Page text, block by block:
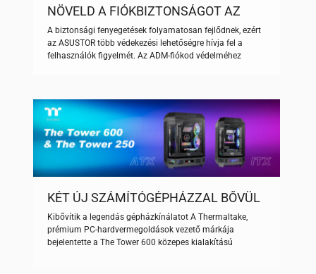
NÖVELD A FIÓKBIZTONSÁGOT AZ
ADM-BEN A KÉTLÉPCSŐS
HITELESÍTÉS ENGEDÉLYEZÉSÉVEL!
A biztonsági fenyegetések folyamatosan fejlődnek, ezért
az ASUSTOR több védekezési lehetőségre hívja fel a
felhasználók figyelmét. Az ADM-fiókod védelméhez
réteggel egészíti ki a jelszavas bejelentkezést az ADM-ben
egy egyszer használatos biztonsági kód megadásának
[…]
KÉT ÚJ SZÁMÍTÓGÉPHÁZZAL BŐVÜL
A THERMALTAKE THE TOWER
SOROZATA, MELYEK TÁMOGATJÁK A
REJTETT CSATLAKOZÓS ATX-,
VALAMINT AZ ITX-ALAPLAPOKAT
Kibővítik a legendás gépházkínálatot A Thermaltake,
prémium PC-hardvermegoldások vezető márkája
bejelentette a The Tower 600 közepes kialakítású